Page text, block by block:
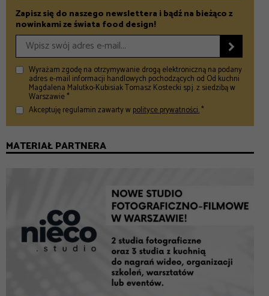
Zapisz się do naszego newslettera i bądź na bieżąco z
nowinkami ze świata food design!

Wyrażam zgodę na otrzymywanie drogą elektroniczną na podany
adres e-mail informacji handlowych pochodzących od Od kuchni
Magdalena Malutko-Kubisiak Tomasz Kostecki sp.j. z siedzibą w
Warszawie *
Akceptuję regulamin zawarty wpolityce prywatności.*
MATERIAŁ PARTNERA